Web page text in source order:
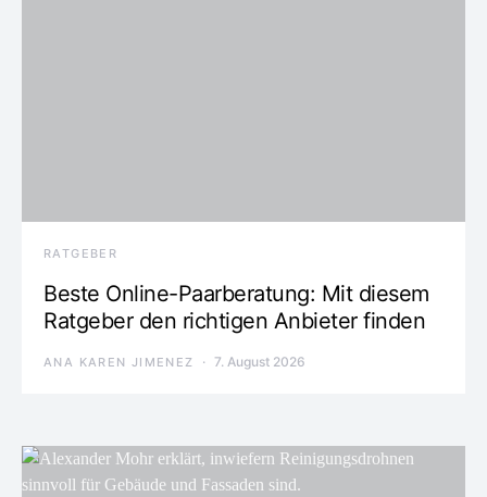
RATGEBER
Beste Online-Paarberatung: Mit diesem
Ratgeber den richtigen Anbieter finden
ANA KAREN JIMENEZ 7. August 2026